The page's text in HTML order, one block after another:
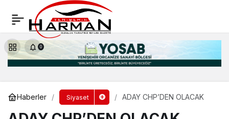
0
Haberler Siyaset ADAY CHP’DEN OLACAK
ADAY CHP’DEN OLACAK